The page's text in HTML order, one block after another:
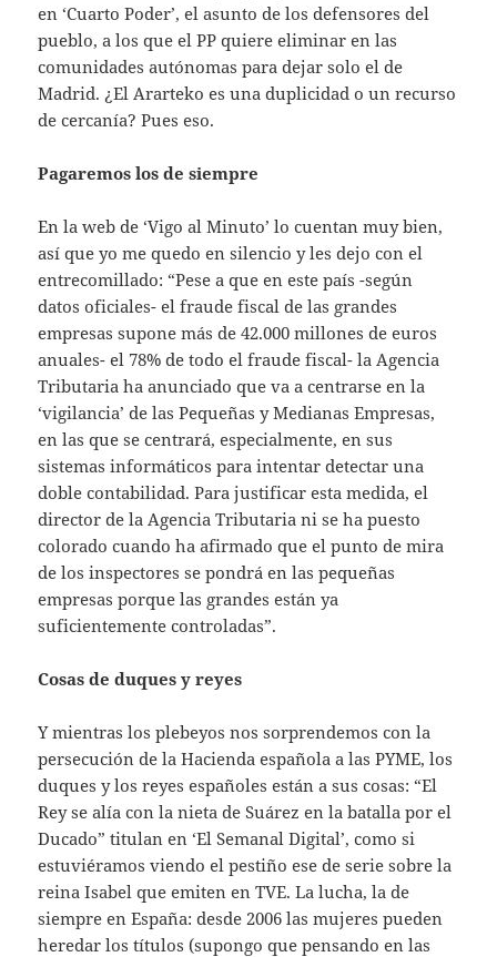
en ‘Cuarto Poder’, el asunto de los defensores del
pueblo, a los que el PP quiere eliminar en las
comunidades autónomas para dejar solo el de
Madrid. ¿El Ararteko es una duplicidad o un recurso
de cercanía? Pues eso.
Pagaremos los de siempre
En la web de ‘Vigo al Minuto’ lo cuentan muy bien,
así que yo me quedo en silencio y les dejo con el
entrecomillado: “Pese a que en este país -según
datos oficiales- el fraude fiscal de las grandes
empresas supone más de 42.000 millones de euros
anuales- el 78% de todo el fraude fiscal- la Agencia
Tributaria ha anunciado que va a centrarse en la
‘vigilancia’ de las Pequeñas y Medianas Empresas,
en las que se centrará, especialmente, en sus
sistemas informáticos para intentar detectar una
doble contabilidad. Para justificar esta medida, el
director de la Agencia Tributaria ni se ha puesto
colorado cuando ha afirmado que el punto de mira
de los inspectores se pondrá en las pequeñas
empresas porque las grandes están ya
suficientemente controladas”.
Cosas de duques y reyes
Y mientras los plebeyos nos sorprendemos con la
persecución de la Hacienda española a las PYME, los
duques y los reyes españoles están a sus cosas: “El
Rey se alía con la nieta de Suárez en la batalla por el
Ducado” titulan en ‘El Semanal Digital’, como si
estuviéramos viendo el pestiño ese de serie sobre la
reina Isabel que emiten en TVE. La lucha, la de
siempre en España: desde 2006 las mujeres pueden
heredar los títulos (supongo que pensando en las